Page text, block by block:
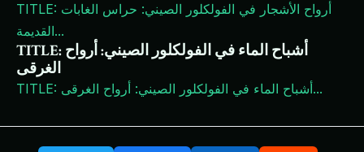
TITLE: أرواح الأشجار في الفولكلور الصيني: حراس الغابات
القديمة...
TITLE: أشباح الماء في الفولكلور الصيني: أرواح
الغرقى
TITLE: أشباح الماء في الفولكلور الصيني: أرواح الغرقى...